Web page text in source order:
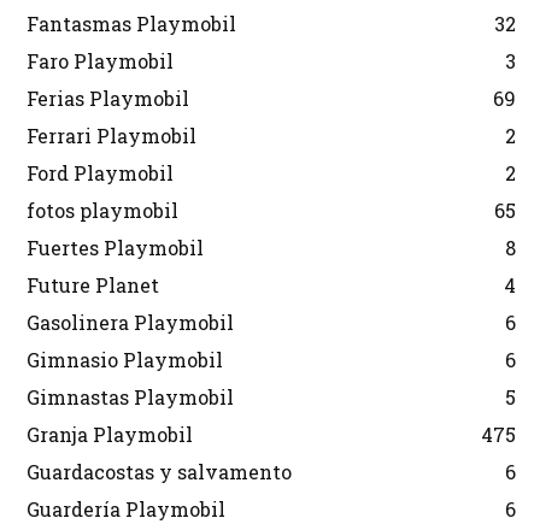
Fantasmas Playmobil
32
Faro Playmobil
3
Ferias Playmobil
69
Ferrari Playmobil
2
Ford Playmobil
2
fotos playmobil
65
Fuertes Playmobil
8
Future Planet
4
Gasolinera Playmobil
6
Gimnasio Playmobil
6
Gimnastas Playmobil
5
Granja Playmobil
475
Guardacostas y salvamento
6
Guardería Playmobil
6